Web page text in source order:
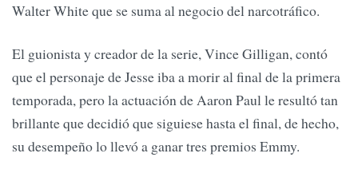
Walter White que se suma al negocio del narcotráfico.
El guionista y creador de la serie, Vince Gilligan, contó
que el personaje de Jesse iba a morir al final de la primera
temporada, pero la actuación de Aaron Paul le resultó tan
brillante que decidió que siguiese hasta el final, de hecho,
su desempeño lo llevó a ganar tres premios Emmy.